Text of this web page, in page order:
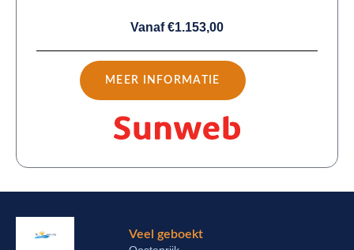
Vanaf €1.153,00
MEER INFORMATIE
Veel geboekt